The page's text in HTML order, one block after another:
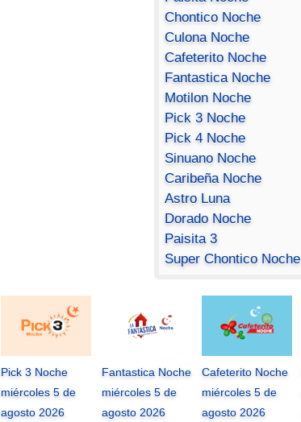
Chontico Noche
Culona Noche
Cafeterito Noche
Fantastica Noche
Motilon Noche
Pick 3 Noche
Pick 4 Noche
Sinuano Noche
Caribeña Noche
Astro Luna
Dorado Noche
Paisita 3
Super Chontico Noche
Pick 3 Noche
miércoles 5 de
agosto 2026
Fantastica Noche
miércoles 5 de
agosto 2026
Cafeterito Noche
miércoles 5 de
agosto 2026